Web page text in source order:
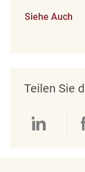
Siehe Auch
Teilen Sie
Über